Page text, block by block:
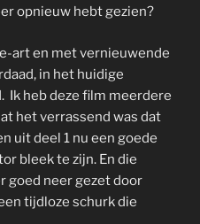
opnieuw hebt gezien?
art en met vernieuwende
in het huidige
heb deze film meerdere
het verrassend was dat
uit deel 1 nu een goede
bleek te zijn. En die
goed neer gezet door
tijdloze schurk die